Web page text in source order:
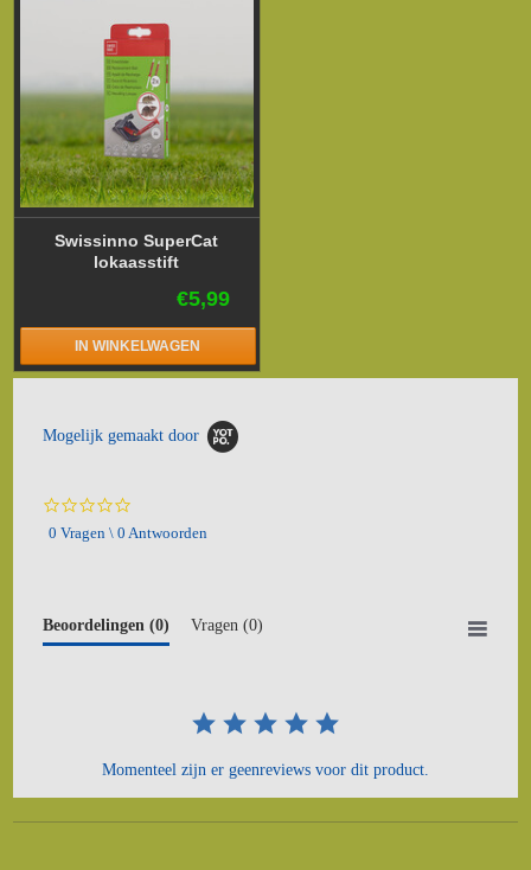
Swissinno SuperCat
lokaasstift
€5,99
IN WINKELWAGEN
Mogelijk gemaakt door
star
0 Vragen \ 0 Antwoorden
Beoordelingen (0) Vragen (0)
Momenteel zijn er geenreviews voor dit product.